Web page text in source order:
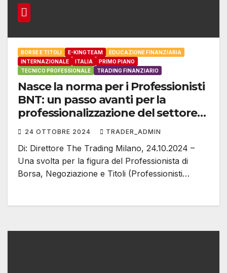
BORSE E TITOLI E-KINGTEAM
EDUCAZIONE FINANZIARIA
INTERNAZIONALE
ITALIA
PRIMO PIANO
TECNICO PROFESSIONALE
TRADING FINANZIARIO
Nasce la norma per i Professionisti
BNT: un passo avanti per la
professionalizzazione del settore
finanziario
24 OTTOBRE 2024 TRADER_ADMIN
Di: Direttore The Trading Milano, 24.10.2024 –
Una svolta per la figura del Professionista di
Borsa, Negoziazione e Titoli (Professionisti…